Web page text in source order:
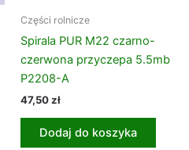
Części rolnicze
Spirala PUR M22 czarno-
czerwona przyczepa 5.5mb
P2208-A
47,50zł
Dodaj do koszyka